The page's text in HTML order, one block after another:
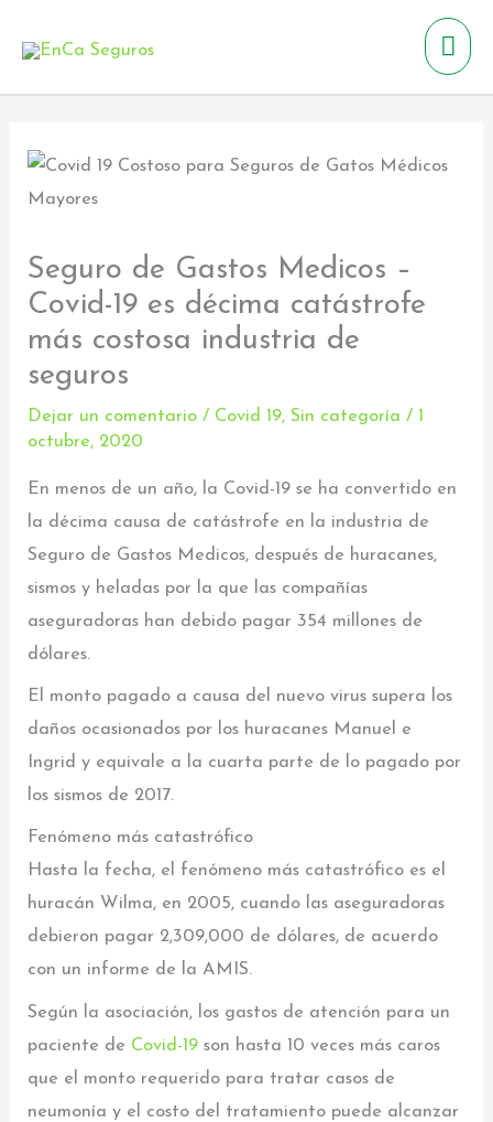
Seguro de Gastos Medicos –
Covid-19 es décima catástrofe
más costosa industria de
seguros
Dejar un comentario / Covid 19,Sin categoría /1
octubre, 2020
En menos de un año, la Covid-19 se ha convertido en
la décima causa de catástrofe en la industria de
Seguro de Gastos Medicos, después de huracanes,
sismos y heladas por la que las compañías
aseguradoras han debido pagar 354 millones de
dólares.
El monto pagado a causa del nuevo virus supera los
daños ocasionados por los huracanes Manuel e
Ingrid y equivale a la cuarta parte de lo pagado por
los sismos de 2017.
Fenómeno más catastrófico
Hasta la fecha, el fenómeno más catastrófico es el
huracán Wilma, en 2005, cuando las aseguradoras
debieron pagar 2,309,000 de dólares, de acuerdo
con un informe de la AMIS.
Según la asociación, los gastos de atención para un
paciente de Covid-19 son hasta 10 veces más caros
que el monto requerido para tratar casos de
neumonía y el costo del tratamiento puede alcanzar